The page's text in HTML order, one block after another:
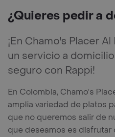
¿Quieres pedir a
¡En Chamo's Placer
un servicio a
seguro con Rappi!
En Colombia, Chamo's
amplia variedad de platos
que no queremos salir de
que deseamos es disfrutar